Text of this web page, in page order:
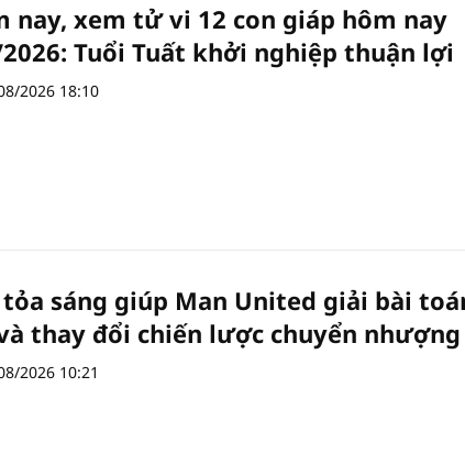
nay, xem tử vi 12 con giáp hôm nay
Tuổi Tuất khởi nghiệp thuận lợi
2026 18:10
sáng giúp Man United giải bài
thay đổi chiến lược chuyển nhượng
2026 10:21